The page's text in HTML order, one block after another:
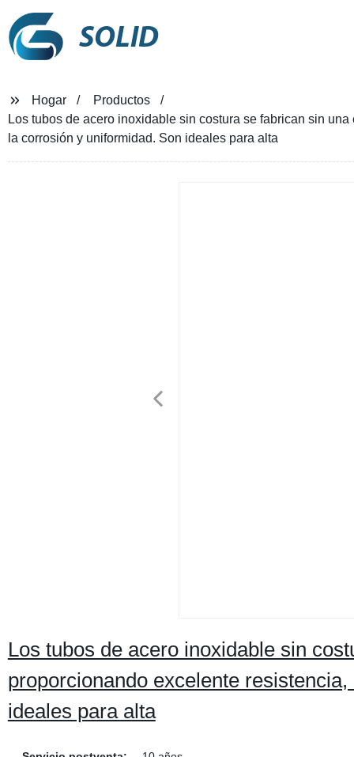
SOLID
Hogar
Productos
Los tubos de acero inoxidable sin costura se fabrican sin
la corrosión y uniformidad. Son ideales para alta
Los tubos de acero inoxidable sin
proporcionando excelente
ideales para alta